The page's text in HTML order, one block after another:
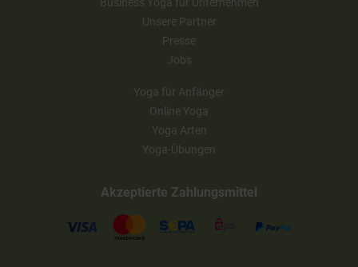
Unsere Partner
Presse
Jobs
Yoga für Anfänger
Online Yoga
Yoga Arten
Yoga-Übungen
Akzeptierte Zahlungsmittel